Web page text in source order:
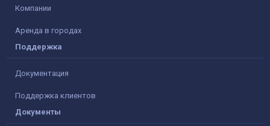
Компании
Аренда в городах
Поддержка
Документация
Поддержка клиентов
Документы